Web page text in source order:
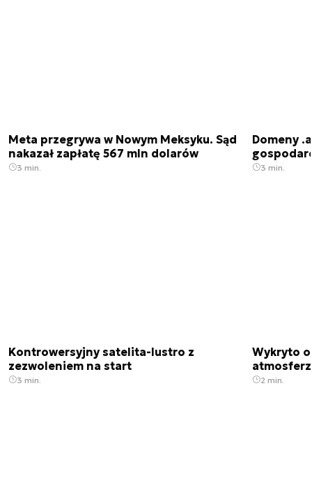
Meta przegrywa w Nowym Meksyku. Sąd
nakazał zapłatę 567 mln dolarów
3 min.
Domeny
3 min.
Kontrowersyjny satelita-lustro z
zezwoleniem na start
3 min.
Wykryto
2 min.